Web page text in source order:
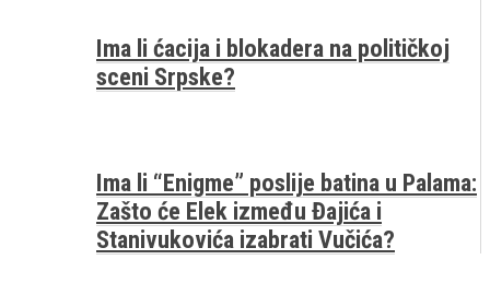
Ima li ćacija i blokadera na političkoj
sceni Srpske?
Ima li “Enigme” poslije batina u Palama:
Zašto će Elek između Đajića i
Stanivukovića izabrati Vučića?